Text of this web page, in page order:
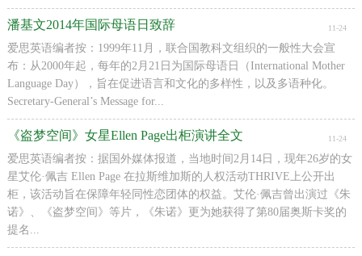
潘基文2014年国际母语日致辞 11-24
爱思英语编者按：1999年11月，联合国教科文组织的一般性大会宣
布：从2000年起，每年的2月21日为国际母语日（International Mother
Language Day），旨在促进语言和文化的多样性，以及多语种化。
Secretary-General’s Message for...
《盗梦空间》女星Ellen Page出柜演讲全文 11-24
爱思英语编者按：据国外媒体报道，当地时间2月14日，现年26岁的女
星艾伦·佩吉 Ellen Page 在拉斯维加斯的人权活动THRIVE上公开出
柜，该活动旨在保障年轻同性恋团体的权益。艾伦·佩吉曾出演过《朱
诺》、《盗梦空间》等片，《朱诺》更为她获得了第80届奥斯卡奖的
提名...